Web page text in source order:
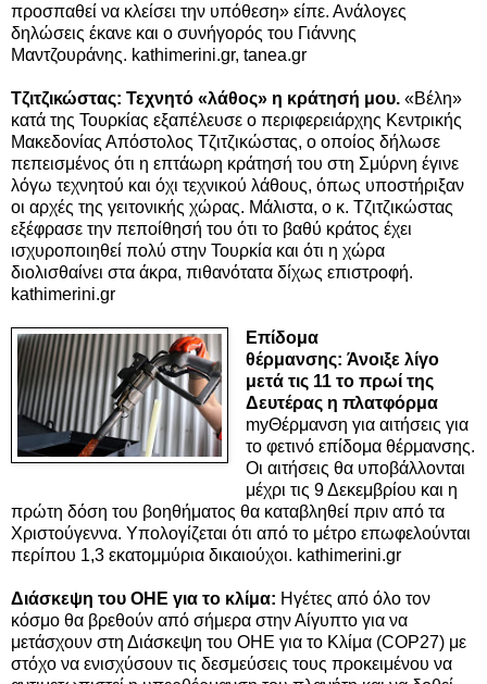
προσπαθεί να κλείσει την υπόθεση» είπε. Ανάλογες
δηλώσεις έκανε και ο συνήγορός του Γιάννης
Μαντζουράνης. kathimerini.gr, tanea.gr
Τζιτζικώστας: Τεχνητό «λάθος» η κράτησή μου. «Βέλη»
κατά της Τουρκίας εξαπέλευσε ο περιφερειάρχης Κεντρικής
Μακεδονίας Απόστολος Τζιτζικώστας, ο οποίος δήλωσε
πεπεισμένος ότι η επτάωρη κράτησή του στη Σμύρνη έγινε
λόγω τεχνητού και όχι τεχνικού λάθους, όπως υποστήριξαν
οι αρχές της γειτονικής χώρας. Μάλιστα, ο κ. Τζιτζικώστας
εξέφρασε την πεποίθησή του ότι το βαθύ κράτος έχει
ισχυροποιηθεί πολύ στην Τουρκία και ότι η χώρα
διολισθαίνει στα άκρα, πιθανότατα δίχως επιστροφή.
kathimerini.gr
Επίδομα
θέρμανσης: Άνοιξε λίγο
μετά τις 11 το πρωί της
Δευτέρας η πλατφόρμα
myΘέρμανση για αιτήσεις για
το φετινό επίδομα θέρμανσης.
Οι αιτήσεις θα υποβάλλονται
μέχρι τις 9 Δεκεμβρίου και η
πρώτη δόση του βοηθήματος θα καταβληθεί πριν από τα
Χριστούγεννα. Υπολογίζεται ότι από το μέτρο επωφελούνται
περίπου 1,3 εκατομμύρια δικαιούχοι. kathimerini.gr
Διάσκεψη του ΟΗΕ για το κλίμα: Ηγέτες από όλο τον
κόσμο θα βρεθούν από σήμερα στην Αίγυπτο για να
μετάσχουν στη Διάσκεψη του ΟΗΕ για το Κλίμα (COP27) με
στόχο να ενισχύσουν τις δεσμεύσεις τους προκειμένου να